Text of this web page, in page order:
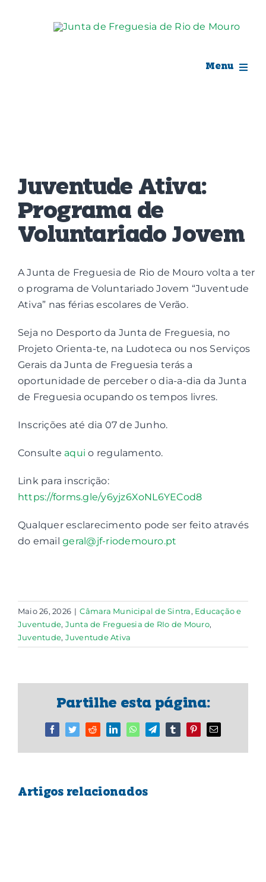
Menu
Notícias e Eventos
Associações
Larger
Image
Juventude Ativa:
Programa de
Voluntariado Jovem
A Junta de Freguesia de Rio de Mouro volta a ter
o programa de Voluntariado Jovem “Juventude
Ativa” nas férias escolares de Verão.
Seja no Desporto da Junta de Freguesia, no
Projeto Orienta-te, na Ludoteca ou nos Serviços
Gerais da Junta de Freguesia terás a
oportunidade de perceber o dia-a-dia da Junta
de Freguesia ocupando os tempos livres.
Inscrições até dia 07 de Junho.
Consulte aqui o regulamento.
Link para inscrição:
https://forms.gle/y6yjz6XoNL6YECod8
Qualquer esclarecimento pode ser feito através
do emailgeral@jf-riodemouro.pt
Maio 26, 2026 | Câmara Municipal de Sintra, Educação e
Juventude, Junta de Freguesia de RIo de Mouro,
Juventude, Juventude Ativa
Partilhe esta página:
FacebookTwitterRedditLinkedInWhatsAppTelegramTumblrPinterestEmail
Artigos relacionados